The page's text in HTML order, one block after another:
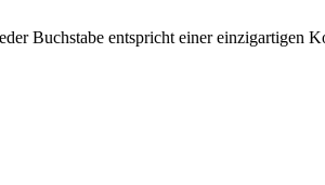
Buchstabe entspricht einer einzigartigen